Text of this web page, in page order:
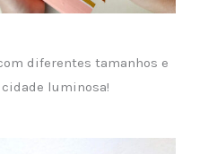
diferentes tamanhos e
luminosa!